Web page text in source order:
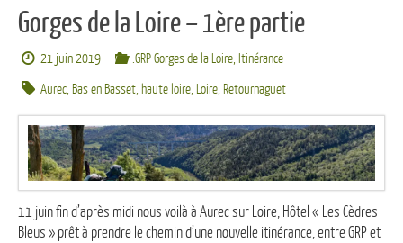
Gorges de la Loire – 1ère partie
21 juin 2019 .GRP Gorges de la Loire, Itinérance
Aurec, Bas en Basset, haute loire, Loire, Retournaguet
11 juin fin d’après midi nous voilà à Aurec sur Loire, Hôtel « Les Cèdres
Bleus » prêt à prendre le chemin d’une nouvelle itinérance, entre GRP et